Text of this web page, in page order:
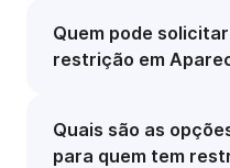
Quem pode
restrição em
Quais são as
para quem tem